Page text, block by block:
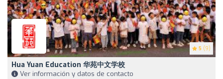
5 (9)
Hua Yuan Education 华苑中文学校
Ver información y datos de contacto